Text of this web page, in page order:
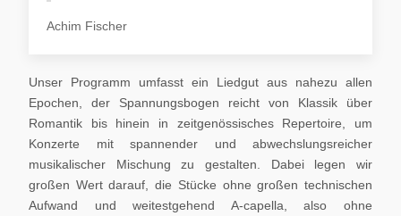
Achim Fischer
Unser Programm umfasst ein Liedgut aus nahezu allen
Epochen, der Spannungsbogen reicht von Klassik über
Romantik bis hinein in zeitgenössisches Repertoire, um
Konzerte mit spannender und abwechslungsreicher
musikalischer Mischung zu gestalten. Dabei legen wir
großen Wert darauf, die Stücke ohne großen technischen
Aufwand und weitestgehend A-capella, also ohne